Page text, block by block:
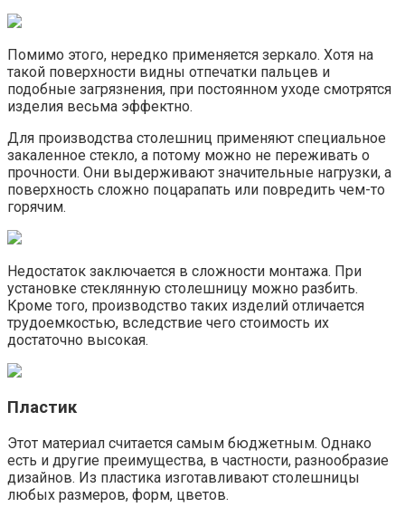
Помимо этого, нередко применяется зеркало. Хотя на
такой поверхности видны отпечатки пальцев и
подобные загрязнения, при постоянном уходе смотрятся
изделия весьма эффектно.
Для производства столешниц применяют специальное
закаленное стекло, а потому можно не переживать о
прочности. Они выдерживают значительные нагрузки, а
поверхность сложно поцарапать или повредить чем-то
горячим.
Недостаток заключается в сложности монтажа. При
установке стеклянную столешницу можно разбить.
Кроме того, производство таких изделий отличается
трудоемкостью, вследствие чего стоимость их
достаточно высокая.
Пластик
Этот материал считается самым бюджетным. Однако
есть и другие преимущества, в частности, разнообразие
дизайнов. Из пластика изготавливают столешницы
любых размеров, форм, цветов.